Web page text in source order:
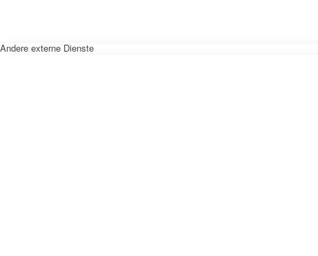
Andere externe Dienste